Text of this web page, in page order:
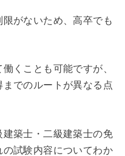
がないため、高卒でも
くことも可能ですが、
でのルートが異なる点
築士・二級建築士の免
試験内容についてわか